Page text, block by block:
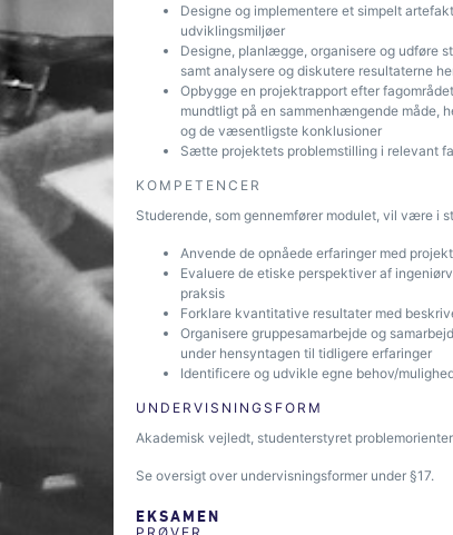
Designe og implementere et simpelt
udviklingsmiljøer
Designe, planlægge, organisere og udføre
samt analysere og diskutere resultaterne
Opbygge en projektrapport efter
mundtligt på en sammenhængende måde,
og de væsentligste konklusioner
Sætte projektets problemstilling i relevant
KOMPETENCER
Studerende, som gennemfører modulet, vil være i
Anvende de opnåede erfaringer med
Evaluere de etiske perspektiver af
praksis
Forklare kvantitative resultater med
Organisere gruppesamarbejde og
under hensyntagen til tidligere erfaringer
Identificere og udvikle egne behov/
UNDERVISNINGSFORM
Akademisk vejledt, studenterstyret
Se oversigt over undervisningsformer under §17.
EKSAMEN